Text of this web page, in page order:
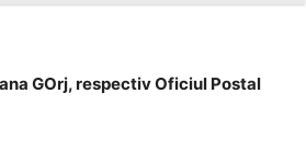
GOrj, respectiv Oficiul Postal